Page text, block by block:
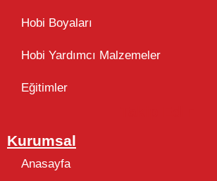
Hobi Boyaları
Hobi Yardımcı Malzemeler
Eğitimler
Kurumsal
Anasayfa